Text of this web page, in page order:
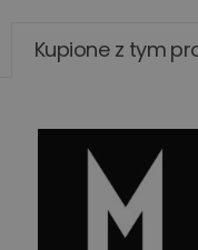
Kupione z tym